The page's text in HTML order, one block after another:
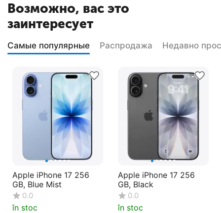
Возможно, вас это
заинтересует
Самые популярные Распродажа Недавно
Apple iPhone 17 256
GB, Blue Mist
0.0
în stoc
Apple iPhone 17 256
GB, Black
0.0
în stoc